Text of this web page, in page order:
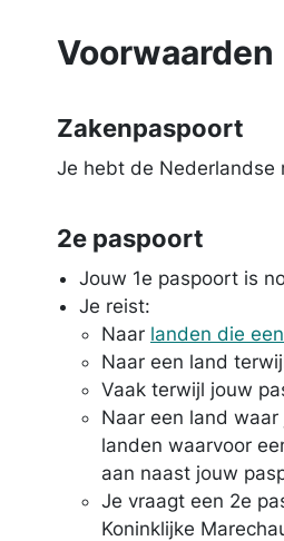
Voorwaarden
Zakenpaspoort
Je hebt de Nederlandse
2e paspoort
Jouw 1e paspoort is
Je reist:
Naar landen die
Naar een land
Vaak terwijl jouw
Naar een land
landen waarvoor
aan naast jouw
Je vraagt een 2e
Koninklijke